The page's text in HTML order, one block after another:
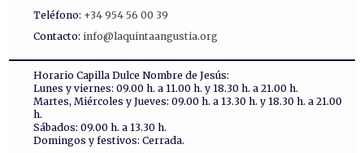
Teléfono: +34 954 56 00 39
Contacto: info@laquintaangustia.org
Horario Capilla Dulce Nombre de Jesús:
Lunes y viernes: 09.00 h. a 11.00 h. y 18.30 h. a 21.00 h.
Martes, Miércoles y Jueves: 09.00 h. a 13.30 h. y 18.30 h. a 21.00
h.
Sábados: 09.00 h. a 13.30 h.
Domingos y festivos: Cerrada.